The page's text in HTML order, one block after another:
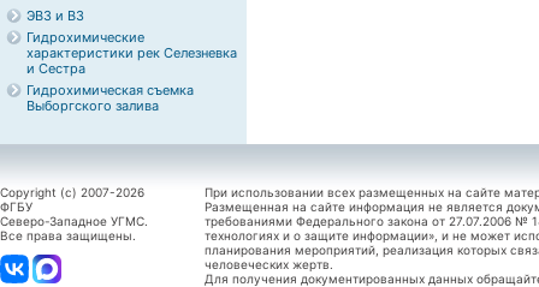
ЭВЗ и ВЗ
Гидрохимические
характеристики рек Селезневка
и Сестра
Гидрохимическая съемка
Выборгского залива
Copyright (c) 2007-2026
ФГБУ
Северо-Западное УГМС.
Все права защищены.
При использовании всех размещенных на сайте
Размещенная на сайте информация не является
требованиями Федерального закона от 27.07.2006
технологиях и о защите информации», и не может
планирования мероприятий, реализация которых
человеческих жертв.
Для получения документированных данных